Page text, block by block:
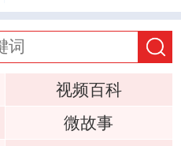
视频百科
微故事